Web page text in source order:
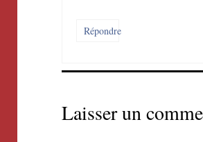
Répondre
Laisser un